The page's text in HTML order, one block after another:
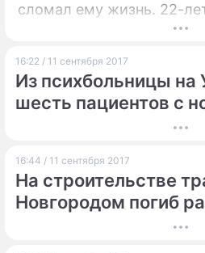
сломал ему жизнь. 22-
убийца попросил
жертвы.
16:22 / 11 сентября 2017
Из психбольницы на
шесть пациентов с
16:44 / 11 сентября 2017
На строительстве
Новгородом погиб